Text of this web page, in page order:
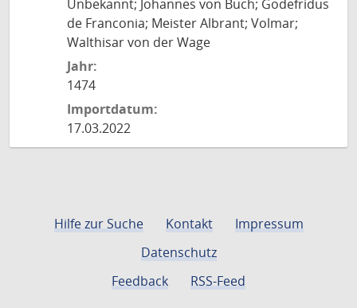
Unbekannt; Johannes von Buch; Godefridus
de Franconia; Meister Albrant; Volmar;
Walthisar von der Wage
Jahr:
1474
Importdatum:
17.03.2022
Hilfe zur Suche Kontakt
Impressum
Datenschutz
Feedback
RSS-Feed